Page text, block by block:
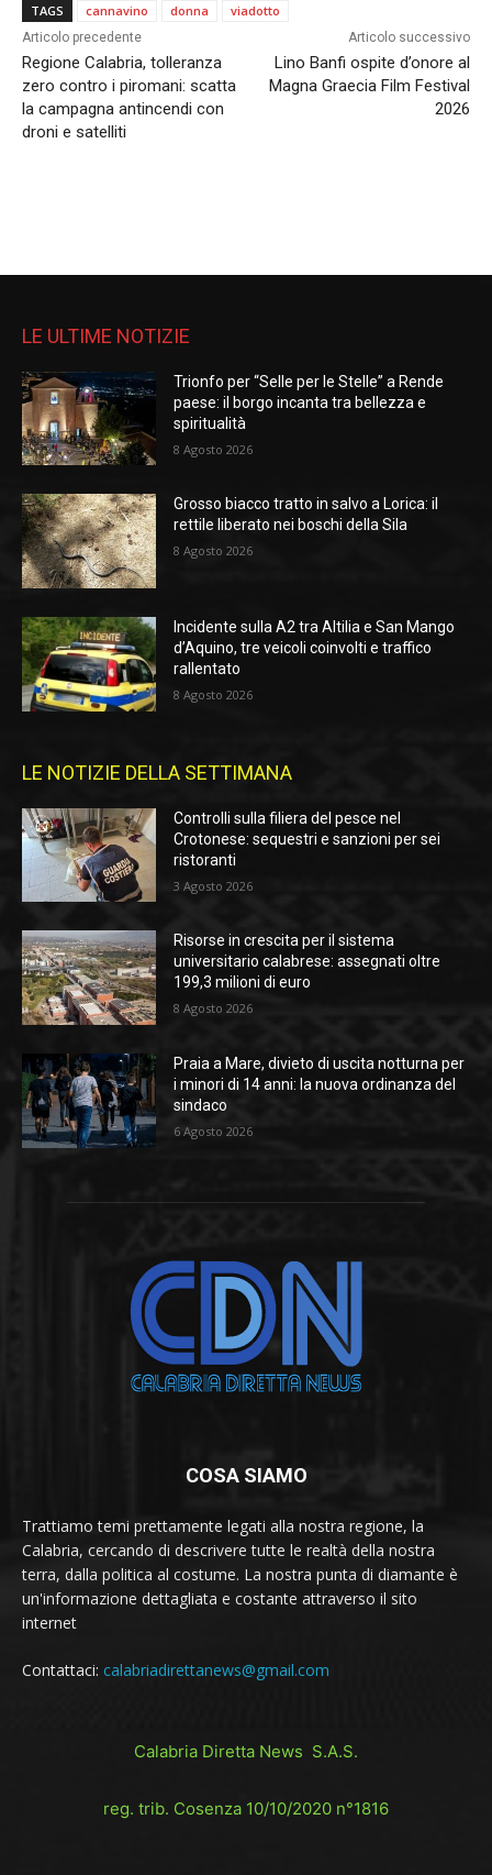
TAGS cannavino donna viadotto
Articolo precedente
Regione Calabria, tolleranza
zero contro i piromani: scatta
la campagna antincendi con
droni e satelliti
Articolo successivo
Lino Banfi ospite d’onore al
Magna Graecia Film Festival
2026
LE ULTIME NOTIZIE
Trionfo per “Selle per le Stelle” a Rende
paese: il borgo incanta tra bellezza e
spiritualità
8 Agosto 2026
Grosso biacco tratto in salvo a Lorica: il
rettile liberato nei boschi della Sila
8 Agosto 2026
Incidente sulla A2 tra Altilia e San Mango
d’Aquino, tre veicoli coinvolti e traffico
rallentato
8 Agosto 2026
LE NOTIZIE DELLA SETTIMANA
Controlli sulla filiera del pesce nel
Crotonese: sequestri e sanzioni per sei
ristoranti
3 Agosto 2026
Risorse in crescita per il sistema
universitario calabrese: assegnati oltre
199,3 milioni di euro
8 Agosto 2026
Praia a Mare, divieto di uscita notturna per
i minori di 14 anni: la nuova ordinanza del
sindaco
6 Agosto 2026
COSA SIAMO
Trattiamo temi prettamente legati alla nostra regione, la
Calabria, cercando di descrivere tutte le realtà della nostra
terra, dalla politica al costume. La nostra punta di diamante è
un'informazione dettagliata e costante attraverso il sito
internet
Contattaci: calabriadirettanews@gmail.com
Calabria Diretta News S.A.S.
reg. trib. Cosenza 10/10/2020 n°1816